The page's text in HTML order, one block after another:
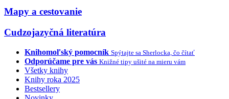
Mapy a cestovanie
Cudzojazyčná literatúra
Knihomoľský pomocník Spýtajte sa Sherlocka, čo čítať
Odporúčame pre vás Knižné tipy ušité na mieru vám
Všetky knihy
Knihy roka 2025
Bestsellery